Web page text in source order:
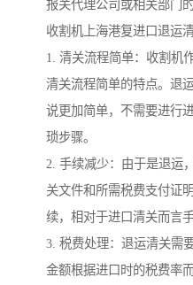
报关代理公司或相关部门的
收割机上海港复进口退运
1. 清关流程简单：收割机
清关流程简单的特点。退
说更加简单，不需要进行
琐步骤。
2. 手续减少：由于是退运
关文件和所需税费支付证
续，相对于进口清关而言
3. 税费处理：退运清关需
金额根据进口时的税费率